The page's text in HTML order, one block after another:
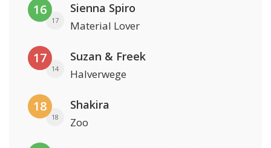
16
17
Sienna Spiro
Material Lover
17
14
Suzan & Freek
Halverwege
18
18
Shakira
Zoo